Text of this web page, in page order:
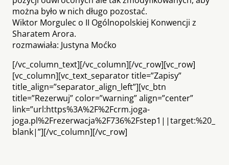
można było w nich długo pozostać.
Wiktor Morgulec o II Ogólnopolskiej Konwencji z
Sharatem Arora.
rozmawiała: Justyna Moćko
[/vc_column_text][/vc_column][/vc_row][vc_row]
[vc_column][vc_text_separator title=”Zapisy”
title_align=”separator_align_left”][vc_btn
title=”Rezerwuj” color=”warning” align=”center”
link=”url:https%3A%2F%2Fcrm.joga-
joga.pl%2Frezerwacja%2F736%2Fstep1||target:%20_
blank|”][/vc_column][/vc_row]